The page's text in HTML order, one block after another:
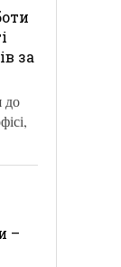
за
до
–